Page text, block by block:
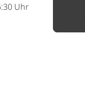
Uhr